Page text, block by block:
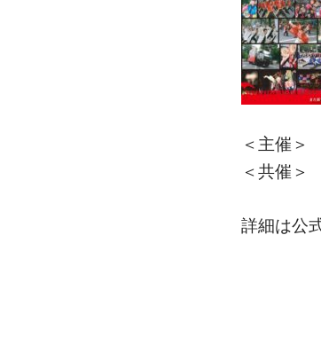
＜主催＞
＜共催＞
詳細は公